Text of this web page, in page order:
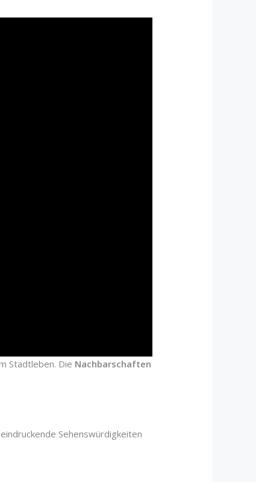
Stadtleben. Die Nachbarschaften
Sehenswürdigkeiten